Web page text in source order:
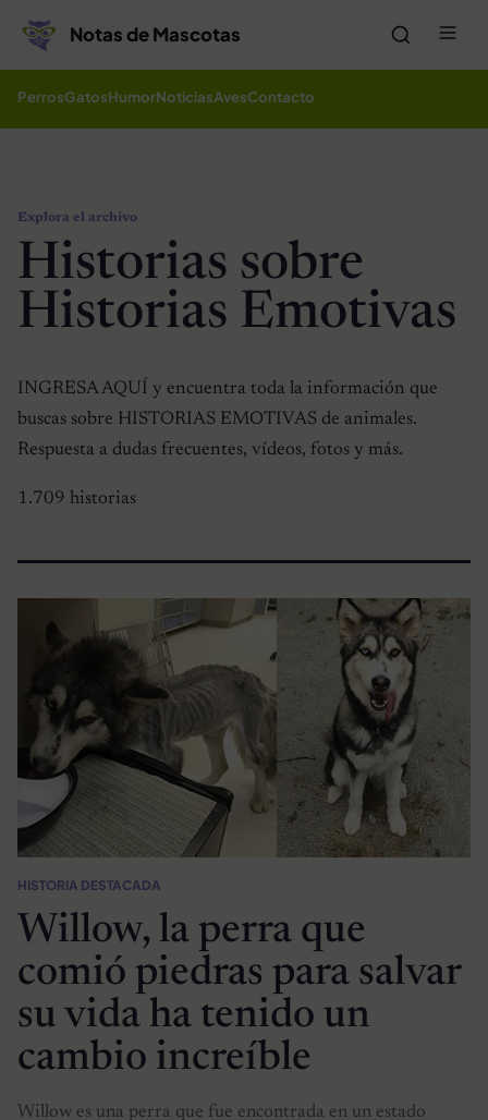
Notas de Mascotas
PerrosGatosHumorNoticiasAvesContacto
Explora el archivo
Historias sobre
Historias Emotivas
INGRESA AQUÍ y encuentra toda la información que
buscas sobre HISTORIAS EMOTIVAS de animales.
Respuesta a dudas frecuentes, vídeos, fotos y más.
1.709 historias
HISTORIA DESTACADA
Willow, la perra que
comió piedras para salvar
su vida ha tenido un
cambio increíble
Willow es una perra que fue encontrada en un estado